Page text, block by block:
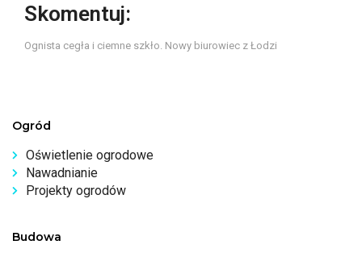
Skomentuj:
Ognista cegła i ciemne szkło. Nowy biurowiec z Łodzi
Ogród
Oświetlenie ogrodowe
Nawadnianie
Projekty ogrodów
Budowa